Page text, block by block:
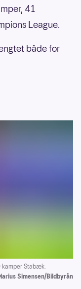
41
League.
både for
kamper Stabæk.
Simensen/Bildbyrån